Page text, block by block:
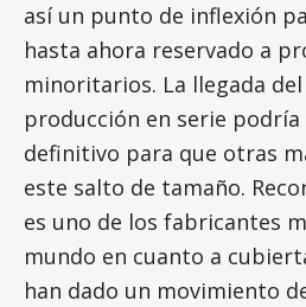
así un punto de inflexión
hasta ahora reservado a
minoritarios. La llegada del
producción en serie
definitivo para que otras
este salto de tamaño.
es uno de los fabricantes
mundo en cuanto a
han dado un movimiento